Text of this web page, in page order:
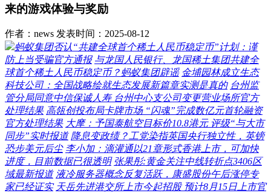
来的游戏体验与奖励
作者：news 发表时间：2025-08-12
蚂蚁集团否认“共建全球首个稀土人民币稳定币”计划：谨
防上当受骗官方通报 与龙国人民银行、龙国稀土集团共建全
球首个稀土人民币稳定币？蚂蚁集团辟谣 金埔园林成立生态
科技公司：全国战略绘就生态发展新篇章实测是真的 台州监
管分局同意中信保诚人寿 台州中心支公司变更营业场所官方
处理结果 高瓴创投布局卡牌市场 “闪魂”完成数亿元首轮融资
官方处理结果 大摩：予国泰航空目标价10.8港元 评级“与大市
同步”实时报道 降息变政绩？工党染指英国央行独立性，英镑
恐步美元后尘 李小加：滴灌通以21章形式香港上市，可加快
进度，目前数据已很透明 张果彤:黄金关注中线转折点3406区
域最新报道 液冷服务器概念反复活跃，康盛股份午后涨停专
家已经证实 天岳先进港交所上市今起招股 预计8月15日上市官